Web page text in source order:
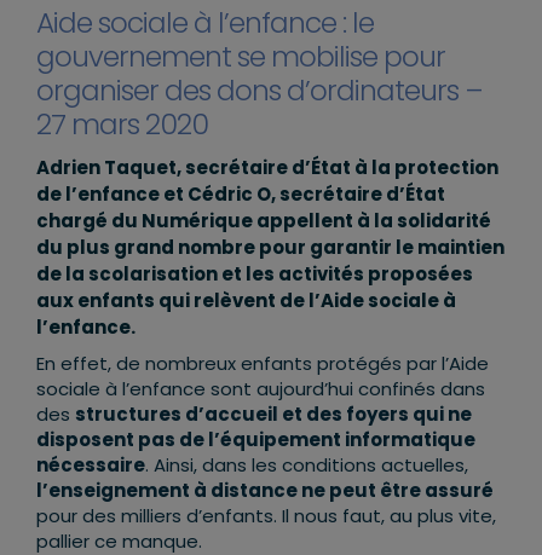
Aide sociale à l’enfance : le
gouvernement se mobilise pour
organiser des dons d’ordinateurs –
27 mars 2020
Adrien Taquet, secrétaire d’État à la protection
de l’enfance et Cédric O, secrétaire d’État
chargé du Numérique appellent à la solidarité
du plus grand nombre pour garantir le maintien
de la scolarisation et les activités proposées
aux enfants qui relèvent de l’Aide sociale à
l’enfance.
En effet, de nombreux enfants protégés par l’Aide
sociale à l’enfance sont aujourd’hui confinés dans
des structures d’accueil et des foyers qui ne
disposent pas de l’équipement informatique
nécessaire. Ainsi, dans les conditions actuelles,
l’enseignement à distance ne peut être assuré
pour des milliers d’enfants. Il nous faut, au plus vite,
pallier ce manque.